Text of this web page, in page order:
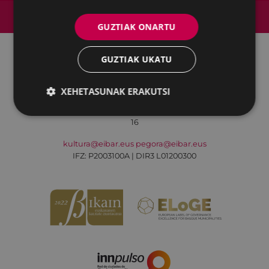
Lege-oharra
Cookien politika
Tfnoa.:
| Faxa: 943 70 84
16
kultura@eibar.eus pegora@eibar.eus
IFZ: P2003100A | DIR3 L01200300
GUZTIAK ONARTU
GUZTIAK UKATU
XEHETASUNAK ERAKUTSI